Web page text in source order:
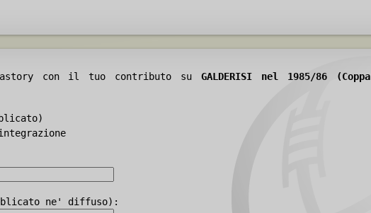
con il tuo contributo su GALDERISI nel 1985/86 (Coppa
ne' diffuso):